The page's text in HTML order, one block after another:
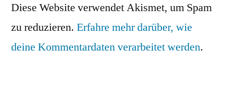
Diese Website verwendet Akismet, um Spam
zu reduzieren. Erfahre mehr darüber, wie
deine Kommentardaten verarbeitet werden.